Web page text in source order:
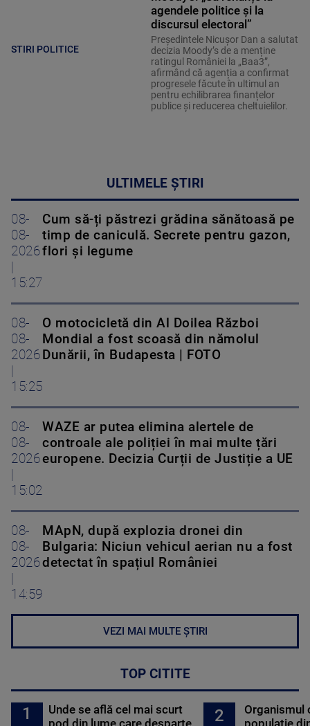
STIRI POLITICE
agendele politice şi la
discursul electoral”
Președintele Nicușor Dan a salutat
decizia Moody’s de a menține
ratingul României la „Baa3”,
afirmând că agenția a confirmat
progresele făcute în ultimul an
pentru echilibrarea finanțelor
publice și reducerea cheltuielilor.
ULTIMELE ȘTIRI
08-
08-
2026
15:27
Cum să-ți păstrezi grădina sănătoasă pe
timp de caniculă. Secrete pentru gazon,
flori și legume
08-
08-
2026
15:25
O motocicletă din Al Doilea Război
Mondial a fost scoasă din nămolul
Dunării, în Budapesta | FOTO
08-
08-
2026
15:02
WAZE ar putea elimina alertele de
controale ale poliției în mai multe țări
europene. Decizia Curții de Justiție a UE
08-
08-
2026
14:59
MApN, după explozia dronei din
Bulgaria: Niciun vehicul aerian nu a fost
detectat în spațiul României
VEZI MAI MULTE ȘTIRI
TOP CITITE
1
Unde se află cel mai scurt
2
Organismul